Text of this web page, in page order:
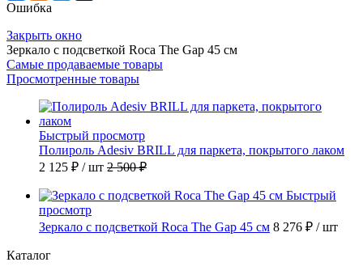
Ошибка
Закрыть окно
Зеркало с подсветкой Roca The Gap 45 см
Самые продаваемые товары
Просмотренные товары
Быстрый просмотр
Полироль Adesiv BRILL для паркета, покрытого лаком
2 125 ₽ / шт 2 500 ₽
Быстрый
просмотр
Зеркало с подсветкой Roca The Gap 45 см 8 276 ₽ / шт
Каталог